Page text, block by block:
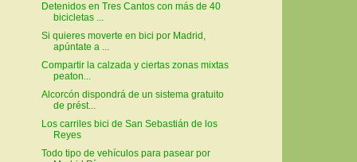
Detenidos en Tres Cantos con más de 40
bicicletas ...
Si quieres moverte en bici por Madrid,
apúntate a ...
Compartir la calzada y ciertas zonas mixtas
peaton...
Alcorcón dispondrá de un sistema gratuito
de prést...
Los carriles bici de San Sebastián de los
Reyes
Todo tipo de vehículos para pasear por